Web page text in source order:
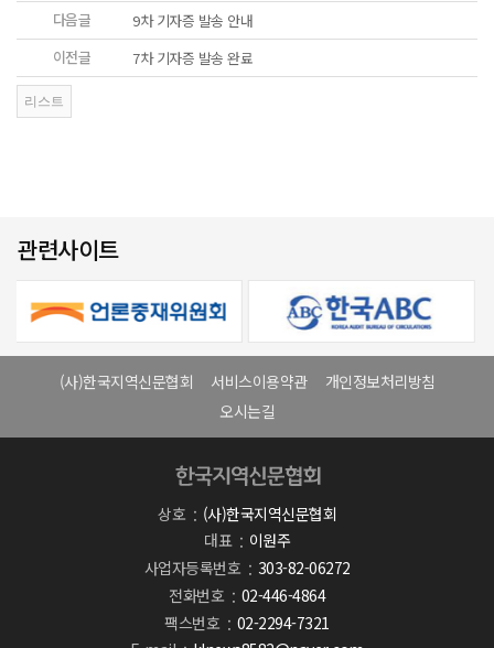
다음글
9차 기자증 발송 안내
이전글
7차 기자증 발송 완료
관련사이트
(사)한국지역신문협회 서비스이용약관
개인정보처리방침
오시는길
상호
(사)한국지역신문협회
대표
이원주
사업자등록번호
303-82-06272
전화번호
02-446-4864
팩스번호
02-2294-7321